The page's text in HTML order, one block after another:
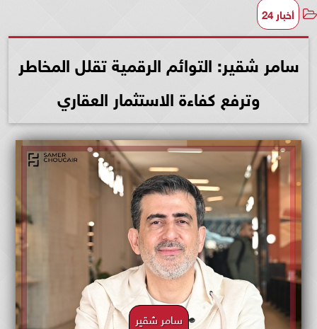
أخبار 24
سامر شقير: التوائم الرقمية تقلل المخاطر
وترفع كفاءة الاستثمار العقاري
سامر شقير